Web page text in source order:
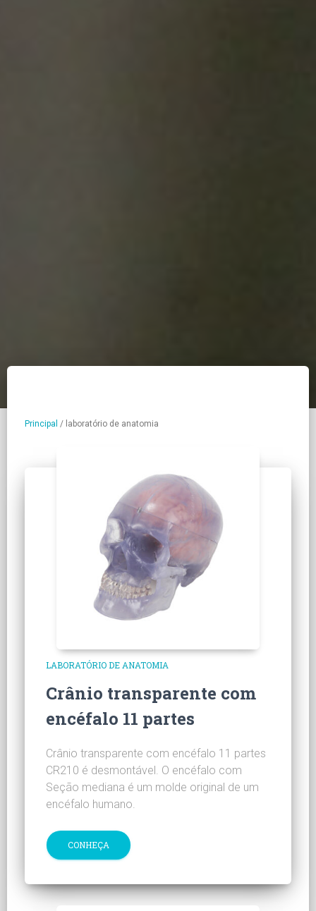
Principal / laboratório de anatomia
LABORATÓRIO DE ANATOMIA
Crânio transparente com
encéfalo 11 partes
Crânio transparente com encéfalo 11 partes
CR210 é desmontável. O encéfalo com
Seção mediana é um molde original de um
encéfalo humano.
CONHEÇA